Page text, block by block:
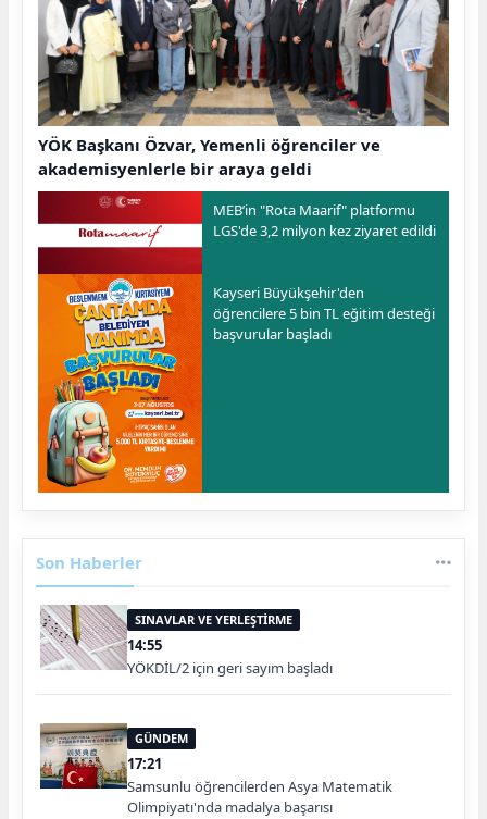
YÖK Başkanı Özvar, Yemenli öğrenciler ve
akademisyenlerle bir araya geldi
MEB’in "Rota Maarif" platformu
LGS'de 3,2 milyon kez ziyaret edildi
Kayseri Büyükşehir'den
öğrencilere 5 bin TL eğitim desteği
başvurular başladı
Son Haberler
SINAVLAR VE YERLEŞTİRME
14:55
YÖKDİL/2 için geri sayım başladı
GÜNDEM
17:21
Samsunlu öğrencilerden Asya Matematik
Olimpiyatı'nda madalya başarısı